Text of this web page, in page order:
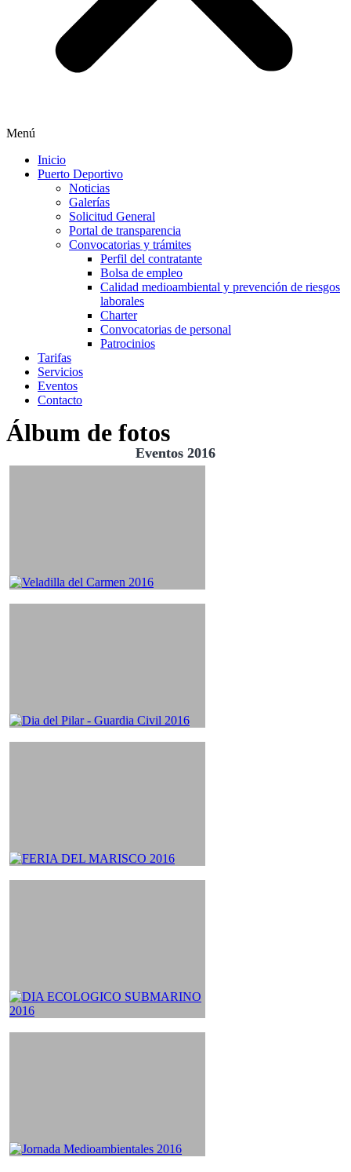
Menú
Inicio
Puerto Deportivo
Noticias
Galerías
Solicitud General
Portal de transparencia
Convocatorias y trámites
Perfil del contratante
Bolsa de empleo
Calidad medioambiental y prevención de riesgos
laborales
Charter
Convocatorias de personal
Patrocinios
Tarifas
Servicios
Eventos
Contacto
Álbum de fotos
Eventos 2016